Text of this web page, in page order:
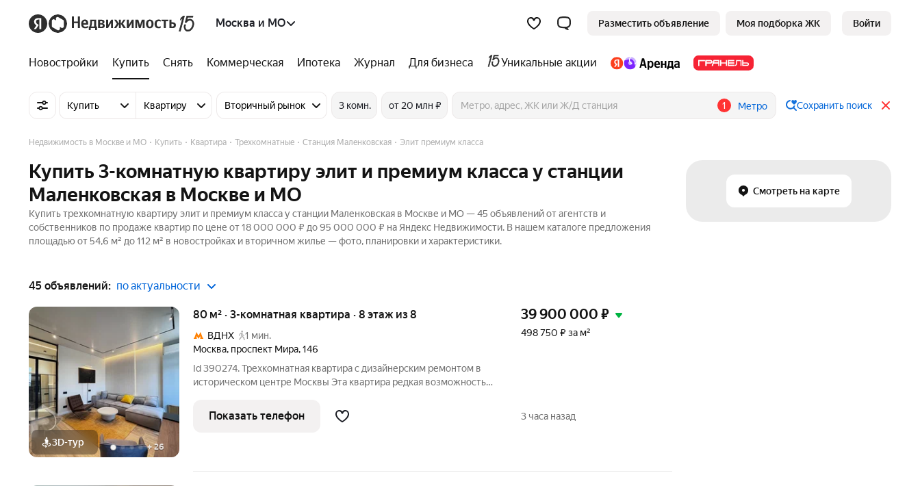
Москва и МО Разместить объявление Моя подборка ЖК Войти
Новостройки Купить Снять Коммерческая Ипотека Журнал Для бизнеса Уникальные акции
Купить Квартиру Вторичный рынок 3 комн. от 20 млн ₽ 1 Метро Сохранить поиск
Смотреть на карте
Недвижимость в Москве и МО Купить Квартира Трехкомнатные Станция Маленковская Элит премиум класса
Купить 3-комнатную квартиру элит и премиум класса у станции
Маленковская в Москве и МО
Купить трехкомнатную квартиру элит и премиум класса у станции Маленковская в Москве и МО — 45 объявлений от агентств и
собственников по продаже квартир по цене от 18 000 000 ₽ до 95 000 000 ₽ на Яндекс Недвижимости. В нашем каталоге предложения
площадью от 54,6 м² до 112 м² в новостройках и вторичном жилье — фото, планировки и характеристики.
45 объявлений: по актуальности
3D-тур +26
80 м² · 3-комнатная квартира · 8 этаж из 8
ВДНХ
1 мин.
Москва, проспект Мира,146
Id 390274. Трехкомнатная квартира с дизайнерским ремонтом в
историческом центре Москвы Эта квартира редкая возможность
Расположенная на восьмом этаже сталинского дома 1959 года
постройки
39 900 000 ₽
498 750 ₽ за м²
Показать телефон 3 часа назад